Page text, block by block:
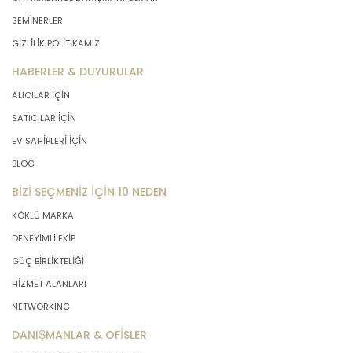
SEMİNERLER
GİZLİLİK POLİTİKAMIZ
HABERLER & DUYURULAR
ALICILAR İÇİN
SATICILAR İÇİN
EV SAHİPLERİ İÇİN
BLOG
BİZİ SEÇMENİZ İÇİN 10 NEDEN
KÖKLÜ MARKA
DENEYİMLİ EKİP
GÜÇ BİRLİKTELİĞİ
HİZMET ALANLARI
NETWORKING
DANIŞMANLAR & OFİSLER